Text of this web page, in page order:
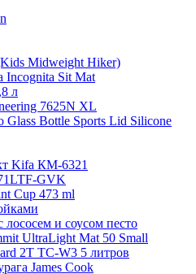
Midweight Hiker)
Incognita Sit Mat
л
7625N XL
Bottle Sports Lid Silicone
Kifa КМ-6321
GVK
Cup 473 ml
и соусом песто
UltraLight Mat 50 Small
2T TC-W3 5 литров
James Cook